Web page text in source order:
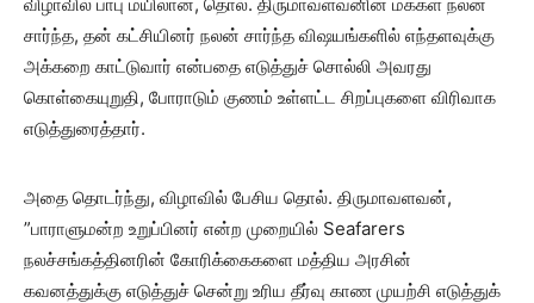
சார்ந்த, தன் கட்சியினர் நலன் சார்ந்த விஷயங்களில் எந்தளவுக்கு
அக்கறை காட்டுவார் என்பதை எடுத்துச் சொல்லி அவரது
கொள்கையுறுதி, போராடும் குணம் உள்ளட்ட சிறப்புகளை விரிவாக
எடுத்துரைத்தார்.
அதை தொடர்ந்து, விழாவில் பேசிய தொல். திருமாவளவன்,
”பாராளுமன்ற உறுப்பினர் என்ற முறையில் Seafarers
நலச்சங்கத்தினரின் கோரிக்கைகளை மத்திய அரசின்
கவனத்துக்கு எடுத்துச் சென்று உரிய தீர்வு காண முயற்சி எடுத்துக்